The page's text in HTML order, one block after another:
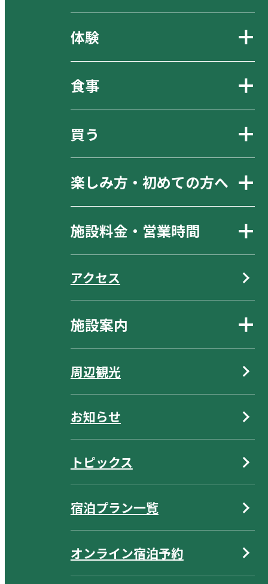
体験
食事
買う
楽しみ方・初めての方へ
施設料金・営業時間
アクセス
施設案内
周辺観光
お知らせ
トピックス
宿泊プラン一覧
オンライン宿泊予約